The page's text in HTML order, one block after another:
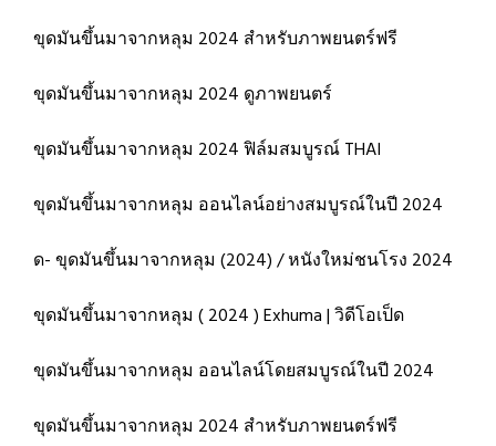
ขุดมันขึ้นมาจากหลุม 2024 สำหรับภาพยนตร์ฟรี
ขุดมันขึ้นมาจากหลุม 2024 ดูภาพยนตร์
ขุดมันขึ้นมาจากหลุม 2024 ฟิล์มสมบูรณ์ THAI
ขุดมันขึ้นมาจากหลุม ออนไลน์อย่างสมบูรณ์ในปี 2024
ด- ขุดมันขึ้นมาจากหลุม (2024) / หนังใหม่ชนโรง 2024
ขุดมันขึ้นมาจากหลุม ( 2024 ) Exhuma | วิดีโอเป็ด
ขุดมันขึ้นมาจากหลุม ออนไลน์โดยสมบูรณ์ในปี 2024
ขุดมันขึ้นมาจากหลุม 2024 สำหรับภาพยนตร์ฟรี